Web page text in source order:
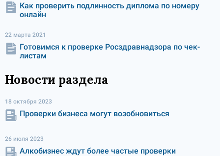
Как проверить подлинность диплома по номеру
онлайн
22 марта 2021
Готовимся к проверке Росздравнадзора по чек-
листам
Новости раздела
18 октября 2023
Проверки бизнеса могут возобновиться
26 июля 2023
Алкобизнес ждут более частые проверки